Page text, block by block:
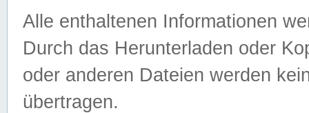
Alle enthaltenen Informationen
Durch das Herunterladen oder
oder anderen Dateien werden
übertragen.